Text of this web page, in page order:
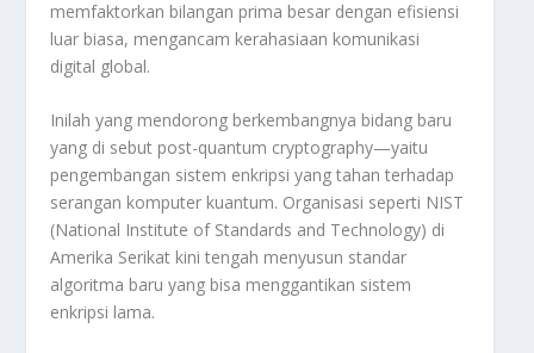
memfaktorkan bilangan prima besar dengan efisiensi
luar biasa, mengancam kerahasiaan komunikasi
digital global.
Inilah yang mendorong berkembangnya bidang baru
yang di sebut post-quantum cryptography—yaitu
pengembangan sistem enkripsi yang tahan terhadap
serangan komputer kuantum. Organisasi seperti NIST
(National Institute of Standards and Technology) di
Amerika Serikat kini tengah menyusun standar
algoritma baru yang bisa menggantikan sistem
enkripsi lama.